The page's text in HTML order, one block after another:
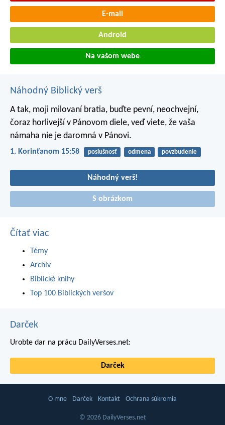
E-mail
Android
Na vašom webe
Náhodný Biblický verš
A tak, moji milovaní bratia, buďte pevní, neochvejní,
čoraz horlivejší v Pánovom diele, veď viete, že vaša
námaha nie je daromná v Pánovi.
1. Korinťanom 15:58 poslušnosť odmena povzbudenie
Náhodný verš!
S obrázkom
Čítať viac
Témy
Archív
Biblické knihy
Top 100 Biblických veršov
Darček
Urobte dar na prácu DailyVerses.net:
Darček
O mne Darček Kontakt Ochrana súkromia
© 2026 DailyVerses.net